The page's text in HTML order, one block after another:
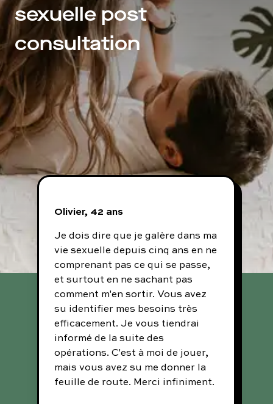
sexuelle post
consultation
Olivier, 42 ans
Je dois dire que je galère dans ma
vie sexuelle depuis cinq ans en ne
comprenant pas ce qui se passe,
et surtout en ne sachant pas
comment m'en sortir. Vous avez
su identifier mes besoins très
efficacement. Je vous tiendrai
informé de la suite des
opérations. C'est à moi de jouer,
mais vous avez su me donner la
feuille de route. Merci infiniment.
Je